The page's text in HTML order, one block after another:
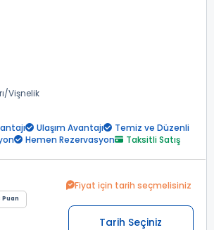
Vişnelik
Ulaşım Avantajı
Temiz ve Düzenli
Hemen Rezervasyon Taksitli Satış
Puan
Fiyat için tarih seçmelisiniz
Tarih Seçiniz